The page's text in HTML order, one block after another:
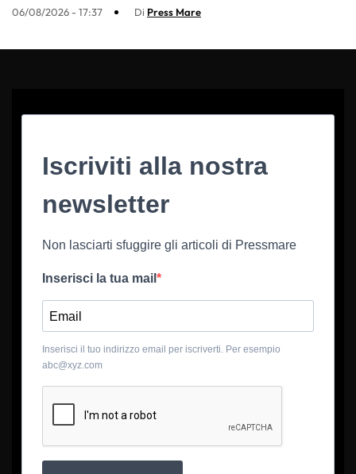
06/08/2026 - 17:37 Di Press Mare
Iscriviti alla nostra
newsletter
Non lasciarti sfuggire gli articoli di Pressmare
Inserisci la tua mail
Inserisci il tuo indirizzo email per iscriverti. Per esempio
abc@xyz.com